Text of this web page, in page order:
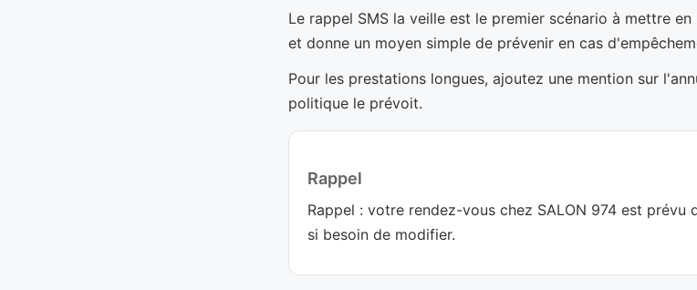
Le rappel SMS la veille est le premier scénario à mettre
et donne un moyen simple de prévenir en cas
Pour les prestations longues, ajoutez une mention sur
politique le prévoit.
Rappel
Rappel : votre rendez-vous chez SALON 974 est prévu
si besoin de modifier.